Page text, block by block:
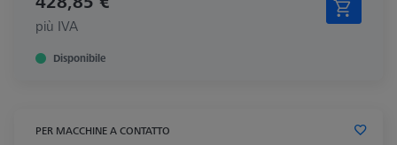
più IVA
Disponibile
PER MACCHINE A CONTATTO